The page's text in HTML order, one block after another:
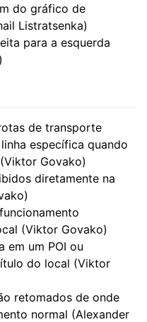
do gráfico de
Listratsenka)
para a esquerda
de transporte
específica quando
Govako)
diretamente na
(Viktor Govako)
em um POI ou
do local (Viktor
retomados de onde
normal (Alexander